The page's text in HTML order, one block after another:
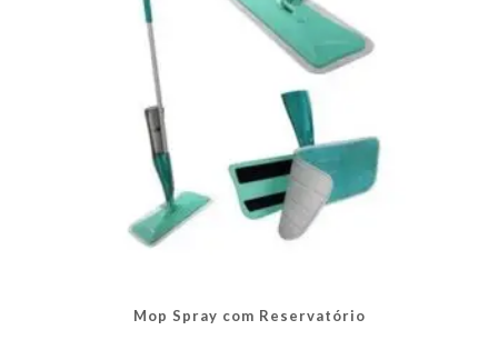
Mop Spray com Reservatório